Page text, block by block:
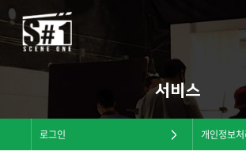
서비스
로그인 개인정보